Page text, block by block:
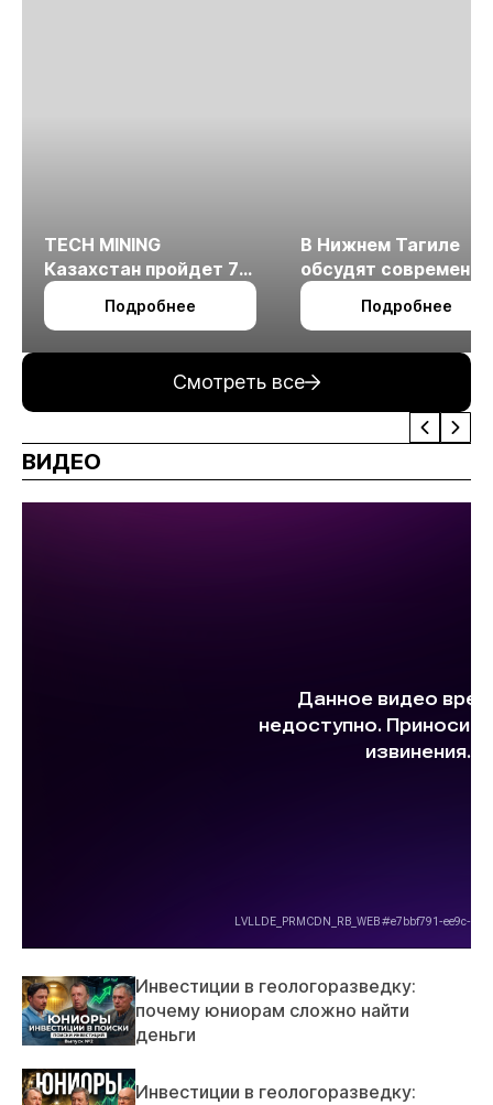
TECH MINING
Казахстан пройдет 7
октября в Алматы
Подробнее
В Нижнем Тагиле
обсудят
технологии
измельчения
Подробнее
Смотреть все
ВИДЕО
Инвестиции в геологоразведку:
почему юниорам сложно найти
деньги
Инвестиции в геологоразведку: